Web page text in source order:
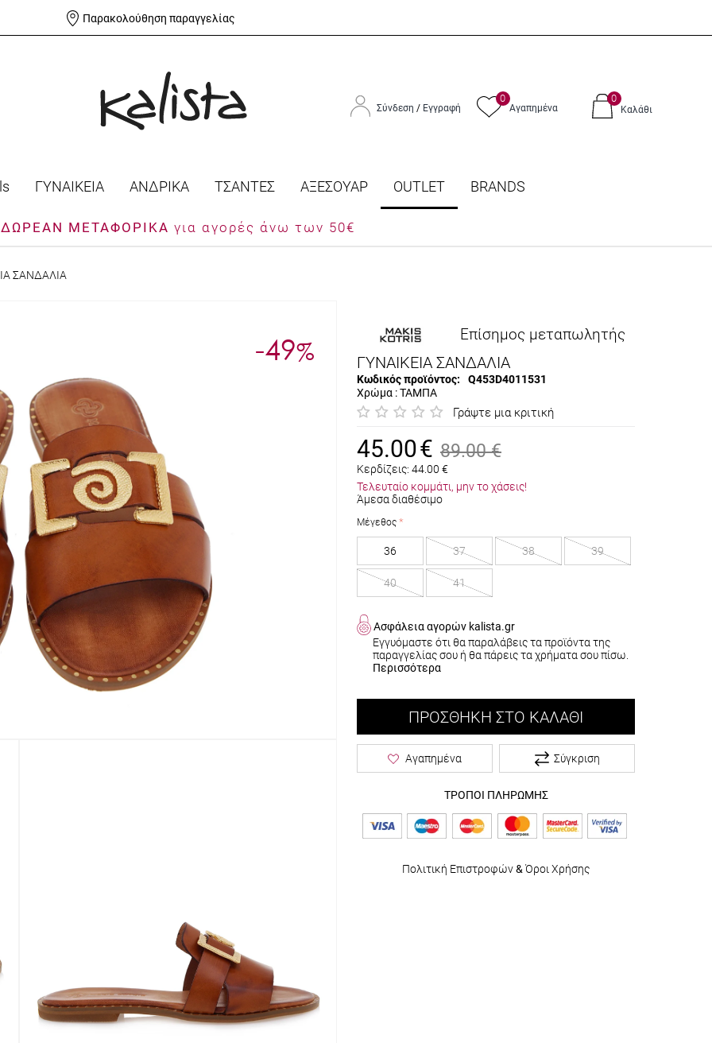
Παρακολούθηση παραγγελίας
Σύνδεση / Εγγραφή
0
Αγαπημένα
0
Καλάθι
ΓΥΝΑΙΚΕΙΑ ΑΝΔΡΙΚΑ ΤΣΑΝΤΕΣ ΑΞΕΣΟΥΑΡ OUTLET BRANDS
ΔΩΡΕΑΝ ΜΕΤΑΦΟΡΙΚΑ για αγορές άνω των 50€
ΣΑΝΔΑΛΙΑ
-49%
Επίσημος μεταπωλητής
ΓΥΝΑΙΚΕΙΑ ΣΑΝΔΑΛΙΑ
Κωδικός προϊόντος:
Q453D4011531
Χρώμα : ΤΑΜΠΑ
Γράψτε μια κριτική
45.00€ 89.00 €
Κερδίζεις: 44.00 €
Τελευταίο κομμάτι, μην το χάσεις!
Άμεσα διαθέσιμο
Μέγεθος
36 37 38 39
40 41
Ασφάλεια αγορών kalista.gr
Εγγυόμαστε ότι θα παραλάβεις τα προϊόντα της
παραγγελίας σου ή θα πάρεις τα χρήματα σου πίσω.
Περισσότερα
ΠΡΟΣΘΉΚΗ ΣΤΟ ΚΑΛΆΘΙ
Αγαπημένα Σύγκριση
ΤΡΟΠΟΙ ΠΛΗΡΩΜΗΣ
Πολιτική Επιστροφών& Όροι Χρήσης